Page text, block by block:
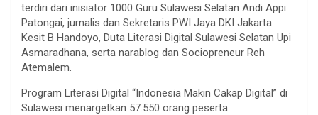
terdiri dari inisiator 1000 Guru Sulawesi Selatan Andi Appi
Patongai, jurnalis dan Sekretaris PWI Jaya DKI Jakarta
Kesit B Handoyo, Duta Literasi Digital Sulawesi Selatan Upi
Asmaradhana, serta narablog dan Sociopreneur Reh
Atemalem.
Program Literasi Digital “Indonesia Makin Cakap Digital” di
Sulawesi menargetkan 57.550 orang peserta.